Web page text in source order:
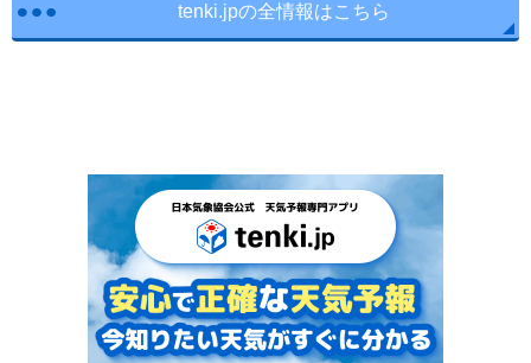
tenki.jpの全情報はこちら